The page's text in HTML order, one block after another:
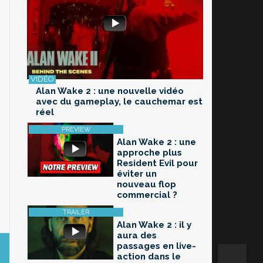
Alan Wake 2 : une nouvelle vidéo
avec du gameplay, le cauchemar est
réel
Alan Wake 2 : une
approche plus
Resident Evil pour
éviter un
nouveau flop
commercial ?
Alan Wake 2 : il y
aura des
passages en live-
action dans le